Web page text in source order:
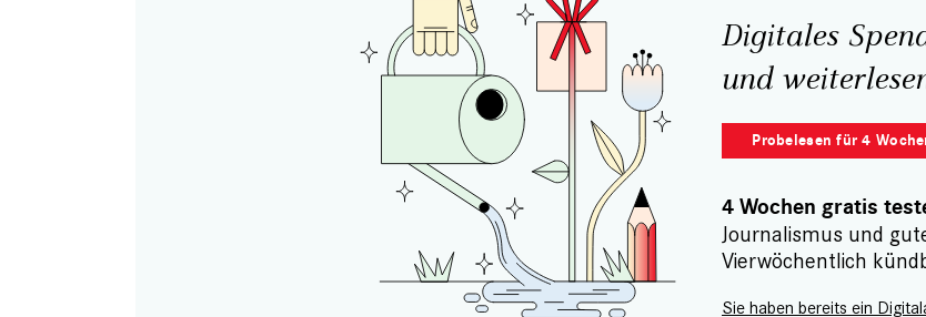
Digitales
und
Probelesen für 4
4 Wochen gratis
Journalismus und
Vierwöchentlich
Sie haben bereits ein